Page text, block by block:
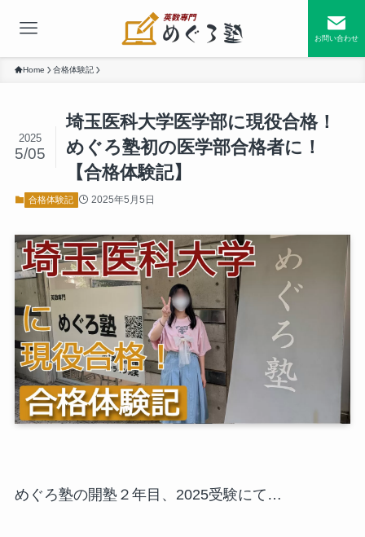
お問い合わせ
Home 合格体験記
埼玉医科大学医学部に現役合格！
めぐろ塾初の医学部合格者に！
【合格体験記】
2025
5/05
合格体験記 2025年5月5日
めぐろ塾の開塾２年目、2025受験にて…